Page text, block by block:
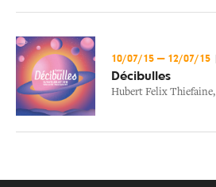
10/07/15 — 12/07/15
Décibulles
Hubert Felix Thiefaine,